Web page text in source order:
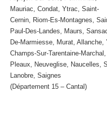
Mauriac, Condat, Ytrac, Saint-
Cernin, Riom-Es-Montagnes,
Paul-Des-Landes, Maurs,
De-Marmiesse, Murat,
Champs-Sur-Tarentaine-
Pleaux, Neuveglise, Naucelles,
Lanobre, Saignes
(Département 15 – Cantal)